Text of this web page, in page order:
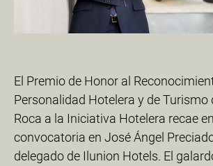
El Premio de Honor al
Personalidad Hotelera y de Turismo
Roca a la Iniciativa Hotelera recae
convocatoria en José Ángel
delegado de Ilunion Hotels. El